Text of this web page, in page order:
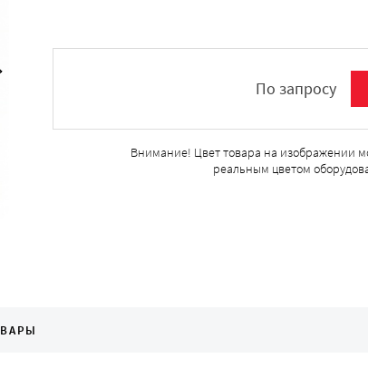
По запросу
Внимание! Цвет товара на изображении
реальным цветом